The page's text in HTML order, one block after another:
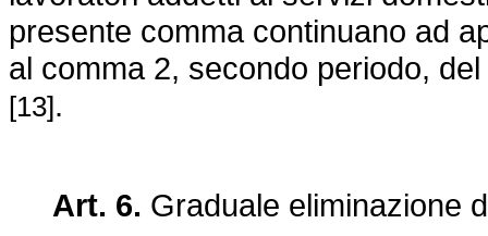
presente comma continuano ad
al comma 2, secondo periodo,
[13].
Art. 6. Graduale eliminazione